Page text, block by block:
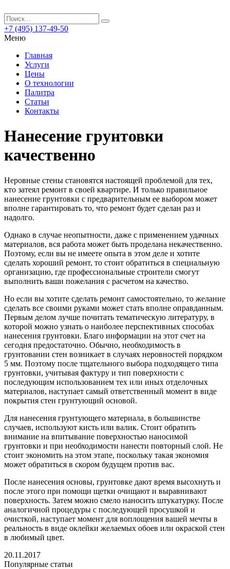
+7 (495) 137-49-50
Меню
Главная
Услуги
Цены
О технологии
Палитра
Статьи
Контакты
Нанесение грунтовки
качественно
Неровные стены становятся настоящей проблемой для тех,
кто затеял ремонт в своей квартире. И только правильное
нанесение грунтовки с предварительным ее выбором может
вполне гарантировать то, что ремонт будет сделан раз и
надолго.
Однако в случае неопытности, даже с применением удачных
материалов, вся работа может быть проделана некачественно.
Поэтому, если вы не имеете опыта в этом деле и хотите
сделать хороший ремонт, то стоит обратиться в специальную
организацию, где профессиональные строители смогут
выполнить ваши пожелания с расчетом на качество.
Но если вы хотите сделать ремонт самостоятельно, то желание
сделать все своими руками может стать вполне оправданным.
Первым делом лучше почитать тематическую литературу, в
которой можно узнать о наиболее перспективных способах
нанесения грунтовки. Благо информации на этот счет на
сегодня предостаточно. Обычно, необходимость в
грунтовании стен возникает в случаях неровностей порядком
5 мм. Поэтому после тщательного выбора подходящего типа
грунтовки, учитывая фактуру и тип поверхности с
последующим использованием тех или иных отделочных
материалов, наступает самый ответственный момент в виде
покрытия стен грунтующий основой.
Для нанесения грунтующего материала, в большинстве
случаев, используют кисть или валик. Стоит обратить
внимание на впитывание поверхностью наносимой
грунтовки и при необходимости нанести повторный слой. Не
стоит экономить на этом этапе, поскольку такая экономия
может обратиться в скором будущем против вас.
После нанесения основы, грунтовке дают время высохнуть и
после этого при помощи щетки очищают и выравнивают
поверхность. Затем можно смело наносить штукатурку. После
аналогичной процедуры с последующей просушкой и
очисткой, наступает момент для воплощения вашей мечты в
реальность в виде оклейки желаемых обоев или окраской стен
в любимый цвет.
20.11.2017
Популярные статьи